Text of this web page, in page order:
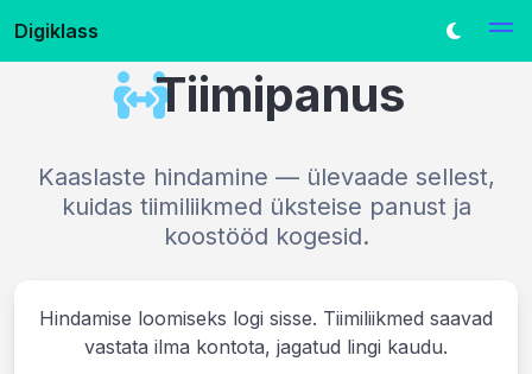
Digiklass
Tiimipanus
Kaaslaste hindamine — ülevaade sellest,
kuidas tiimiliikmed üksteise panust ja
koostööd kogesid.
Hindamise loomiseks logi sisse. Tiimiliikmed saavad
vastata ilma kontota, jagatud lingi kaudu.